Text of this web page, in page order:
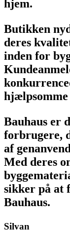
hjem.
Butikken
deres
inden for
hjælpsomme
Bauhaus er
forbrugere,
af
Med deres
sikker på at
Bauhaus.
Silvan